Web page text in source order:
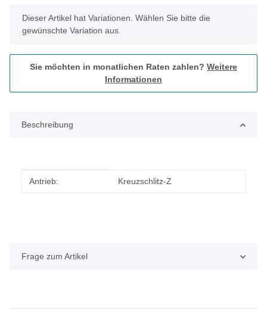
x
Dieser Artikel hat Variationen. Wählen Sie bitte die
gewünschte Variation aus.
Sie möchten in monatlichen Raten zahlen? Weitere
Informationen
Beschreibung
Produkteigenschaft
Wert
Antrieb: Kreuzschlitz-Z
Frage zum Artikel